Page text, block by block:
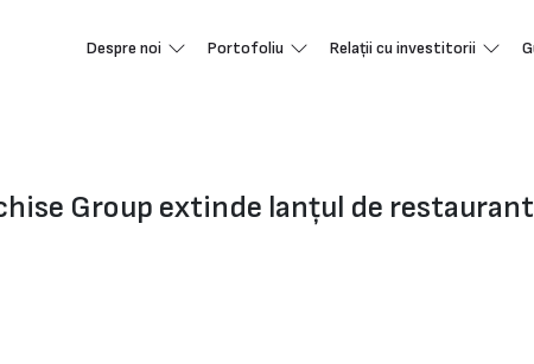
Despre noi Portofoliu Relații cu investitorii
Group extinde lanțul de